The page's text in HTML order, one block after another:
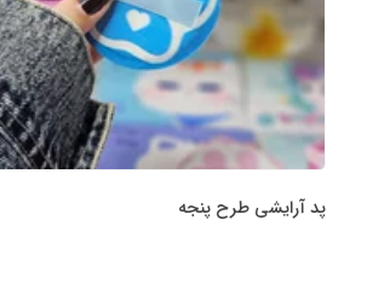
پد آرایشی طرح پنجه